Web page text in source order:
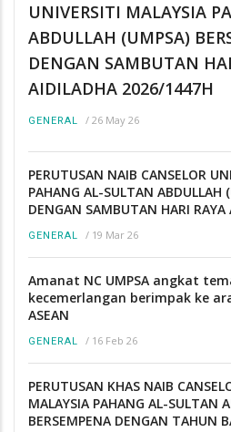
UNIVERSITI MALAYSIA
ABDULLAH (UMPSA)
DENGAN SAMBUTAN
AIDILADHA 2026/1447H
GENERAL / 26 May 26
PERUTUSAN NAIB CANSELOR
PAHANG AL-SULTAN ABDULLAH
DENGAN SAMBUTAN HARI
GENERAL / 19 Mar 26
Amanat NC UMPSA angkat
kecemerlangan berimpak ke
ASEAN
GENERAL / 16 Feb 26
PERUTUSAN KHAS NAIB
MALAYSIA PAHANG AL-SULTAN
BERSEMPENA DENGAN TAHUN